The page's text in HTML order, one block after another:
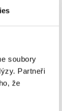
soubory
Partneři
že